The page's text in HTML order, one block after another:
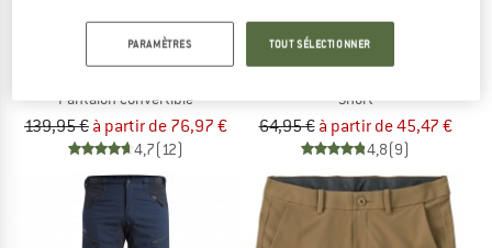
Pantalon convertible
139,95 € à partir de 76,97 €
4,7(12)
Short
64,95 € à partir de 45,47 €
4,8(9)
PARAMÈTRES TOUT SÉLECTIONNER